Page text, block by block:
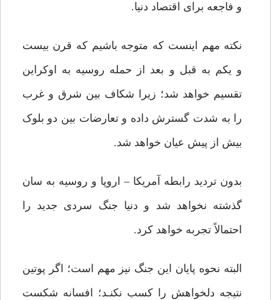
و فاجعه برای اقتصاد دنیا.
نکته مهم اینست که متوجه باشیم که قرن بیست
و یکم به قبل و بعد از حمله روسیه به اوکراین
تقسیم خواهد شد؛ زیرا شکاف بین شرق و غرب
را به شدت گسترش داده و تعارضات بین دو بلوک
بیش از پیش عیان‌ خواهد شد.
بدون تردید رابطه آمریکا – اروپا و روسیه به سان
گذشته نخواهد شد و دنیا جنگ سردی جدید را
احتمالاً تجربه خواهد کرد.
البته نحوه پایان این جنگ نیز مهم است؛ اگر پوتین
نتیجه دلخواهش را کسب نکنـد؛ افسانه شکست